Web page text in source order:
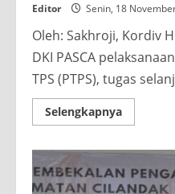
Editor Senin, 18
Oleh: Sakhroji, Kordiv
DKI PASCA
TPS (PTPS), tugas
SelengkapnyaRead
more
DKI
Libatkan
75